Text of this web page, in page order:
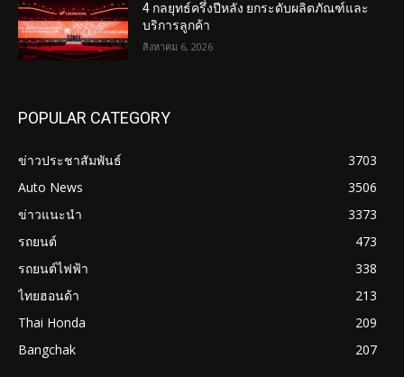
4 กลยุทธ์ครึ่งปีหลัง ยกระดับผลิตภัณฑ์และ
บริการลูกค้า
สิงหาคม 6, 2026
POPULAR CATEGORY
ข่าวประชาสัมพันธ์
3703
Auto News
3506
ข่าวแนะนำ
3373
รถยนต์
473
รถยนต์ไฟฟ้า
338
ไทยฮอนด้า
213
Thai Honda
209
Bangchak
207